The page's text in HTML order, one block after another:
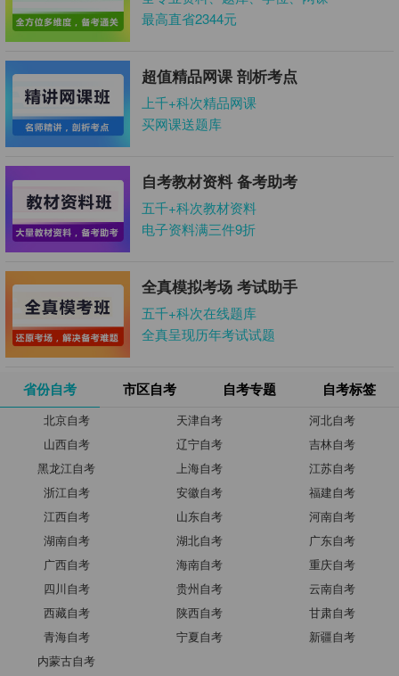
最高直省2344元
超值精品网课 剖析考点
上千+科次精品网课
买网课送题库
自考教材资料 备考助考
五千+科次教材资料
电子资料满三件9折
全真模拟考场 考试助手
五千+科次在线题库
全真呈现历年考试试题
省份自考 市区自考 自考专题 自考标签
北京自考 天津自考
河北自考
山西自考
辽宁自考
吉林自考
黑龙江自考
上海自考
江苏自考
浙江自考
安徽自考
福建自考
江西自考
山东自考
河南自考
湖南自考
湖北自考
广东自考
广西自考
海南自考
重庆自考
四川自考
贵州自考
云南自考
西藏自考
陕西自考
甘肃自考
青海自考
宁夏自考
新疆自考
内蒙古自考